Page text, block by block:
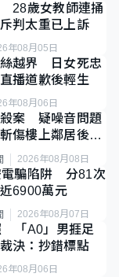
28歲女教師連捅
判太重已上訴
年08月05日
絲越界 日女死忠
播道歉後輕生
年08月06日
殺案 疑噪音問題
傷樓上鄰居後墮
2026年08月08日
電騙陷阱 分81次
6900萬元
2026年08月07日
「A0」男捱足
決：抄錯標點
年08月06日